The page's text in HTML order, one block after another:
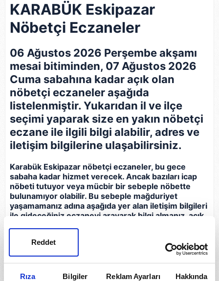
Rıza Bilgiler Reklam Ayarları Hakkında
Reddet
KARABÜK Eskipazar
Nöbetçi Eczaneler
06 Ağustos 2026 Perşembe akşamı
mesai bitiminden, 07 Ağustos 2026
Cuma sabahına kadar açık olan
nöbetçi eczaneler aşağıda
listelenmiştir. Yukarıdan il ve ilçe
seçimi yaparak size en yakın nöbetçi
eczane ile ilgili bilgi alabilir, adres ve
iletişim bilgilerine ulaşabilirsiniz.
Karabük Eskipazar nöbetçi eczaneler, bu gece
sabaha kadar hizmet verecek. Ancak bazıları icap
nöbeti tutuyor veya mücbir bir sebeple nöbette
bulunamıyor olabilir. Bu sebeple mağduriyet
yaşamamanız adına aşağıda yer alan iletişim bilgileri
ile gideceğiniz eczaneyi arayarak bilgi almanız, açık
İletişim Bilgileri
Şifa Eczanesi